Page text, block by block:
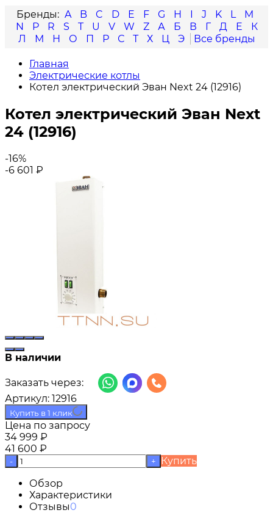
A
B C D E F G H I J K L
M
N
P R S T U V W Z А Б В Г Д Е
К
Л
М Н О П Р С Т Х Ц Э
Главная
Электрические котлы
Котел электрический Эван Next 24 (12916)
Котел электрический Эван Next
24 (12916)
-16%
-6 601 ₽
В наличии
Заказать через:
Артикул: 12916
Купить в 1 клик
Цена по запросу
34 999 ₽
41 600 ₽
- +
Купить
Обзор
Характеристики
Отзывы0